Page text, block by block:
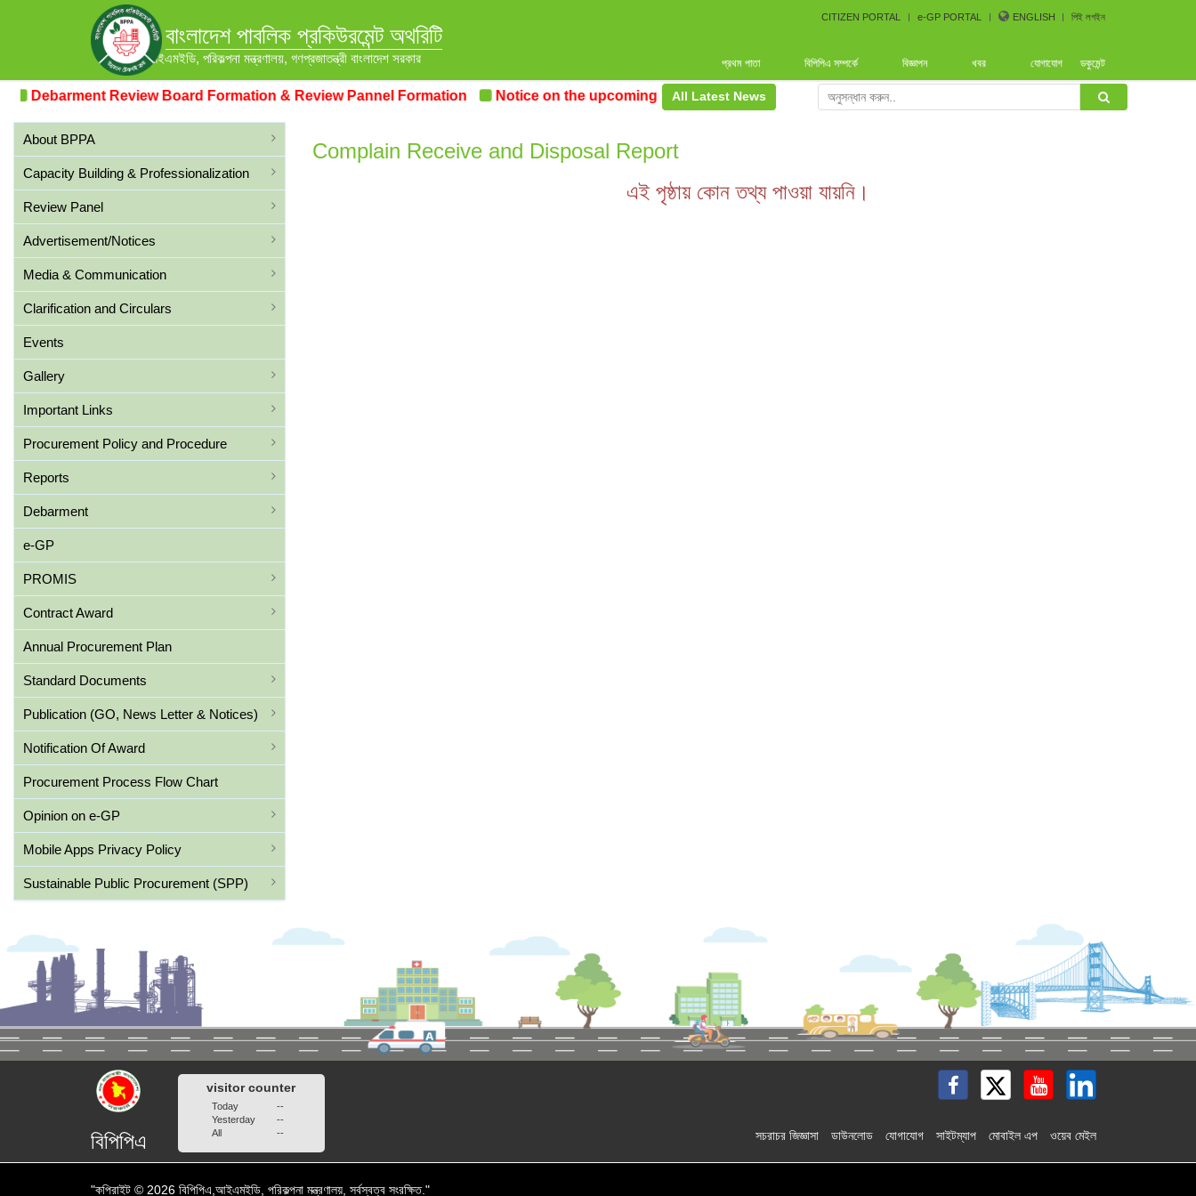
বাংলাদেশ পাবলিক প্রকিউরমেন্ট অথরিটি
আইএমইডি, পরিকল্পনা মন্ত্রণালয়, গণপ্রজাতন্ত্রী বাংলাদেশ সরকার
CITIZEN PORTAL e-GP PORTAL ENGLISH পিই লগইন
প্রথম পাতা বিপিপিএ সম্পর্কে বিজ্ঞাপন খবর যোগাযোগ ডকুমেন্ট
Debarment Review Board Formation & Review Pannel Formation Notice on the upcoming Pre-Procurement Conference arranged by Bangladesh CoastGuard for the
All Latest News
About BPPA
Capacity Building & Professionalization
Review Panel
Advertisement/Notices
Media & Communication
Clarification and Circulars
Events
Gallery
Important Links
Procurement Policy and Procedure
Reports
Debarment
e-GP
PROMIS
Contract Award
Annual Procurement Plan
Standard Documents
Publication (GO, News Letter & Notices)
Notification Of Award
Procurement Process Flow Chart
Opinion on e-GP
Mobile Apps Privacy Policy
Sustainable Public Procurement (SPP)
Complain Receive and Disposal Report
এই পৃষ্ঠায় কোন তথ্য পাওয়া যায়নি।
বিপিপিএ
visitor counter
Today
Yesterday
All
--
--
--
সচরাচর জিজ্ঞাসা ডাউনলোড যোগাযোগ সাইটম্যাপ মোবাইল এপ ওয়েব মেইল
"কপিরাইট © 2026 বিপিপিএ,আইএমইডি, পরিকল্পনা মন্ত্রণালয়, সর্বস্বত্ব সংরক্ষিত."